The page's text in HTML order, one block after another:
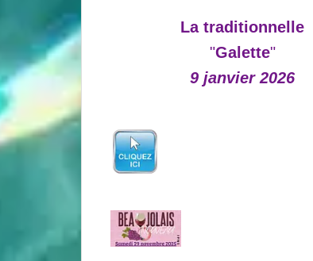
La traditionnelle
"Galette"
9 janvier 2026